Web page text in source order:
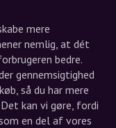
mere
nemlig, at dét
bedre.
gennemsigtighed
så du har mere
kan vi gøre, fordi
en del af vores